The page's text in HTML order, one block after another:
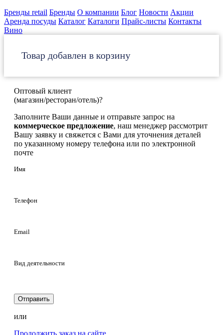
Бренды retail Бренды О компании Блог Новости Акции
Аренда посуды Каталог Каталоги Прайс-листы Контакты
Вино
Товар добавлен в корзину
Оптовый клиент
(магазин/ресторан/отель)?
Заполните Ваши данные и отправьте запрос на
коммерческое предложение, наш менеджер рассмотрит
Вашу заявку и свяжется с Вами для уточнения деталей
по указанному номеру телефона или по электронной
почте
Имя
Телефон
Email
Вид деятельности
Отправить
или
Продолжить заказ на сайте